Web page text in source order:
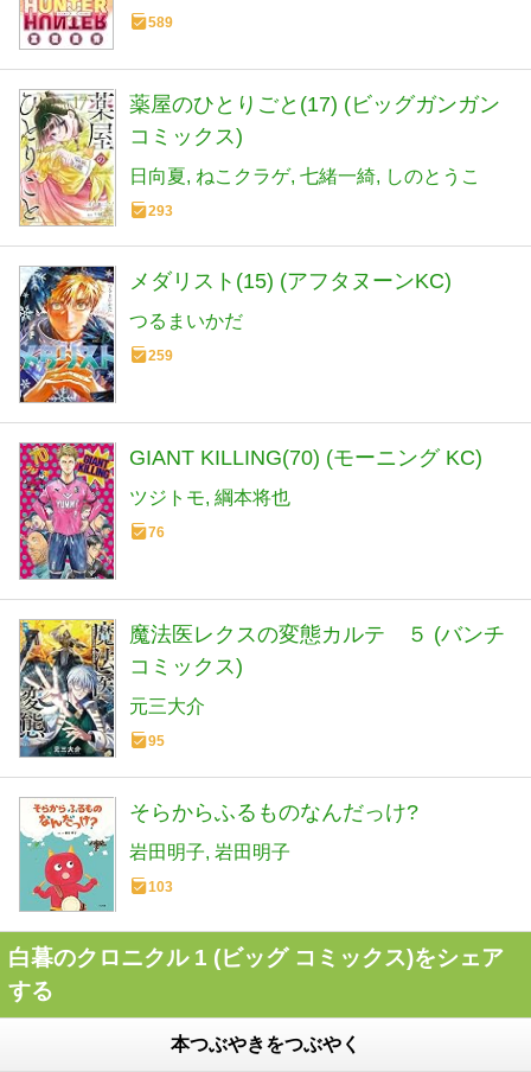
589
薬屋のひとりごと(17) (ビッグガンガン
コミックス)
日向夏 ねこクラゲ 七緒一綺 しのとうこ
293
メダリスト(15) (アフタヌーンKC)
つるまいかだ
259
GIANT KILLING(70) (モーニング KC)
ツジトモ 綱本将也
76
魔法医レクスの変態カルテ ５ (バンチ
コミックス)
元三大介
95
そらからふるものなんだっけ?
岩田明子 岩田明子
103
白暮のクロニクル 1 (ビッグ コミックス)をシェア
する
本つぶやきをつぶやく